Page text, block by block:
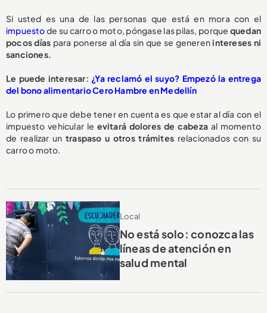
Si usted es una de las personas que está en mora con el
impuestode su carro o moto, póngase las pilas, porque quedan
pocos días para ponerse al día sin que se generenintereses ni
sanciones.
Le puede interesar: ¿Ya reclamó el suyo? Empezó la entrega
del bono alimentario Cero Hambre en Medellín
Lo primero que debe tener en cuenta es que estar al día con el
impuesto vehicular le evitará dolores de cabezaal momento
de realizar un traspaso u otros trámites relacionados con su
carro o moto.
Local
No está solo: conozca las
líneas de atención en
salud mental